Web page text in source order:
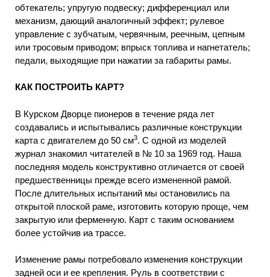
обтекатель; упругую подвеску; дифференциал или
механизм, дающий аналогичный эффект; рулевое
управление с зубчатым, червячным, реечным, цепным
или тросовым приводом; впрыск топлива и нагнетатель;
педали, выходящие при нажатии за габариты рамы.
КАК ПОСТРОИТЬ КАРТ?
В Курском Дворце пионеров в течение ряда лет
создавались и испытывались различные конструкции
карта с двигателем до 50 см3. С одной из моделей
журнал знакомил читателей в № 10 за 1969 год. Наша
последняя модель конструктивно отличается от своей
предшественницы прежде всего измененной рамой.
После длительных испытаний мы остановились па
открытой плоской раме, изготовить которую проще, чем
закрытую или ферменную. Карт с таким основанием
более устойчив иа трассе.
Изменение рамы потребовало изменения конструкции
задней оси и ее крепления. Руль в соответствии с